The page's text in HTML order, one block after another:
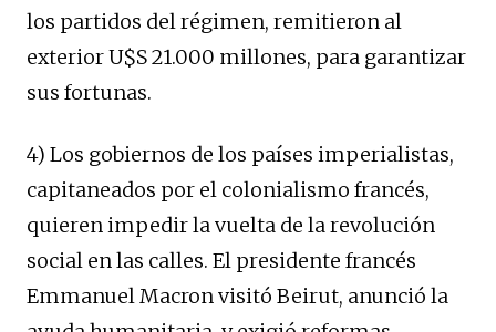
los partidos del régimen, remitieron al
exterior U$S 21.000 millones, para garantizar
sus fortunas.
4) Los gobiernos de los países imperialistas,
capitaneados por el colonialismo francés,
quieren impedir la vuelta de la revolución
social en las calles. El presidente francés
Emmanuel Macron visitó Beirut, anunció la